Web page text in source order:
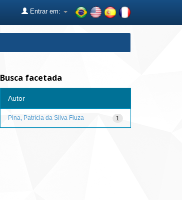
Entrar em:
Busca facetada
Autor
1
Pina, Patrícia da Silva Fiuza